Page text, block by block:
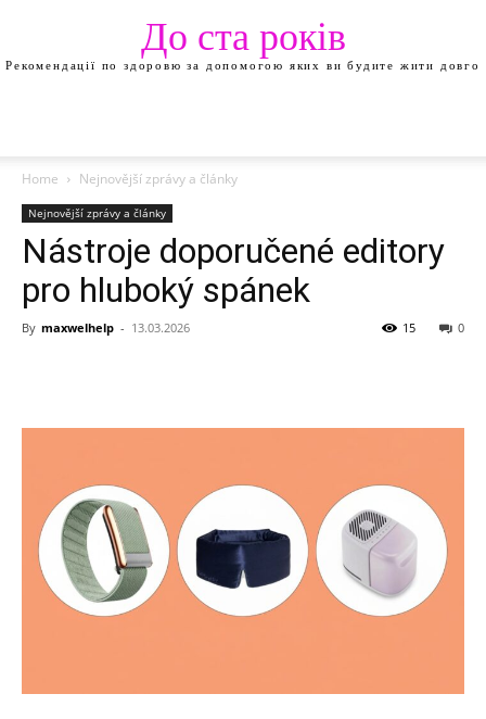
До ста років
Рекомендації по здоровю за допомогою яких ви будите жити довго
Home Nejnovější zprávy a články
Nejnovější zprávy a články
Nástroje doporučené editory
pro hluboký spánek
By maxwelhelp - 13.03.2026 0
15